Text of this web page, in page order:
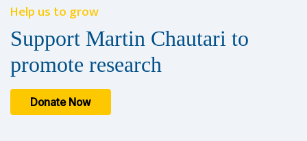
Help us to grow
Support Martin Chautari to
promote research
Donate Now